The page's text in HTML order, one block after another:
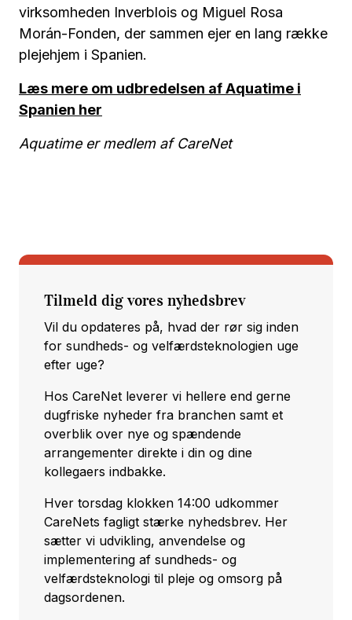
virksomheden Inverblois og Miguel Rosa
Morán-Fonden, der sammen ejer en lang række
plejehjem i Spanien.
Læs mere om udbredelsen af Aquatime i
Spanien her
Aquatime er medlem af CareNet
Tilmeld dig vores nyhedsbrev
Vil du opdateres på, hvad der rør sig inden
for sundheds- og velfærdsteknologien uge
efter uge?
Hos CareNet leverer vi hellere end gerne
dugfriske nyheder fra branchen samt et
overblik over nye og spændende
arrangementer direkte i din og dine
kollegaers indbakke.
Hver torsdag klokken 14:00 udkommer
CareNets fagligt stærke nyhedsbrev. Her
sætter vi udvikling, anvendelse og
implementering af sundheds- og
velfærdsteknologi til pleje og omsorg på
dagsordenen.